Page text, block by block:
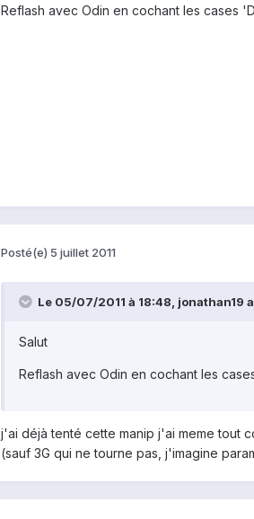
Reflash avec Odin en cochant les cases
Posté(e) 5 juillet 2011
Le 05/07/2011 à 18:48, jonathan19
Salut
Reflash avec Odin en cochant les
j'ai déjà tenté cette manip j'ai meme tout
(sauf 3G qui ne tourne pas, j'imagine